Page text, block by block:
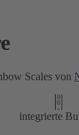
Scales von
integrierte